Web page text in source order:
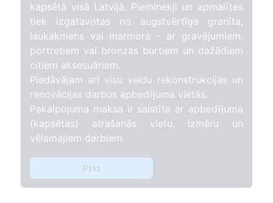
kapsētā visā Latvijā. Pieminekļi un apmalītes
tiek izgatavotas no augstvērtīga granīta,
laukakmens vai marmora - ar gravējumiem,
portretiem vai bronzas burtiem un dažādiem
citiem aksesuāriem.
Piedāvājam arī visu veidu rekonstrukcijas un
renovācijas darbus apbedījuma vietās.
Pakalpojuma maksa ir saistīta ar apbedījuma
(kapsētas) atrašanās vietu, izmēru un
vēlamajiem darbiem.
Pirkt